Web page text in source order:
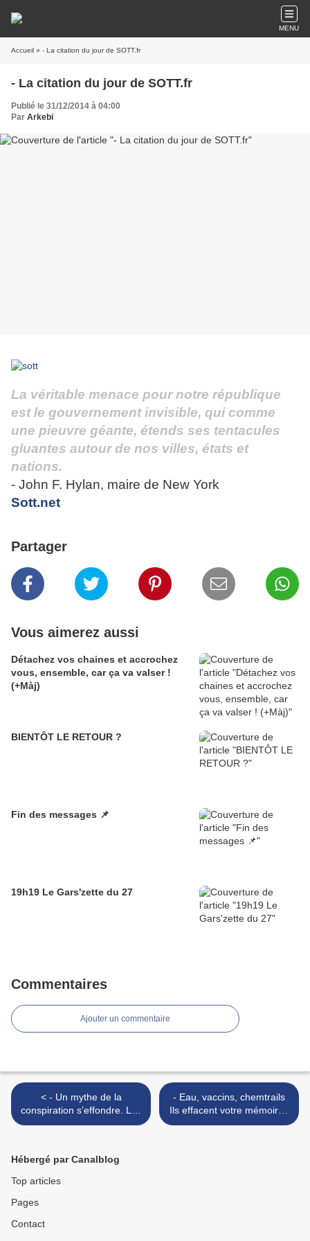
MENU
Accueil » - La citation du jour de SOTT.fr
- La citation du jour de SOTT.fr
Publié le 31/12/2014 à 04:00
Par Arkebi
La véritable menace pour notre république
est le gouvernement invisible, qui comme
une pieuvre géante, étends ses tentacules
gluantes autour de nos villes, états et
nations.
- John F. Hylan, maire de New York
Sott.net
Partager
Vous aimerez aussi
Détachez vos chaines et accrochez
vous, ensemble, car ça va valser !
(+Màj)
BIENTÔT LE RETOUR ?
Fin des messages 📌
19h19 Le Gars'zette du 27
Commentaires
Ajouter un commentaire
< - Un mythe de la
conspiration s’effondre. Les
chemtrails n’ont jamais
- Eau, vaccins, chemtrails
Ils effacent votre mémoire !
>
Hébergé par Canalblog
Top articles
Pages
Contact